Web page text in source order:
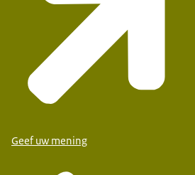
Geef uw mening